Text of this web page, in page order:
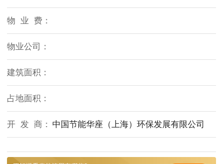
物 业 费：
物业公司：
建筑面积：
占地面积：
开 发 商： 中国节能华座（上海）环保发展有限公司